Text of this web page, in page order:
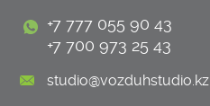
+7 777 055 90 43
+7 700 973 25 43
studio@vozduhstudio.kz